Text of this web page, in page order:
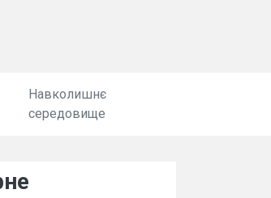
Навколишнє
середовище